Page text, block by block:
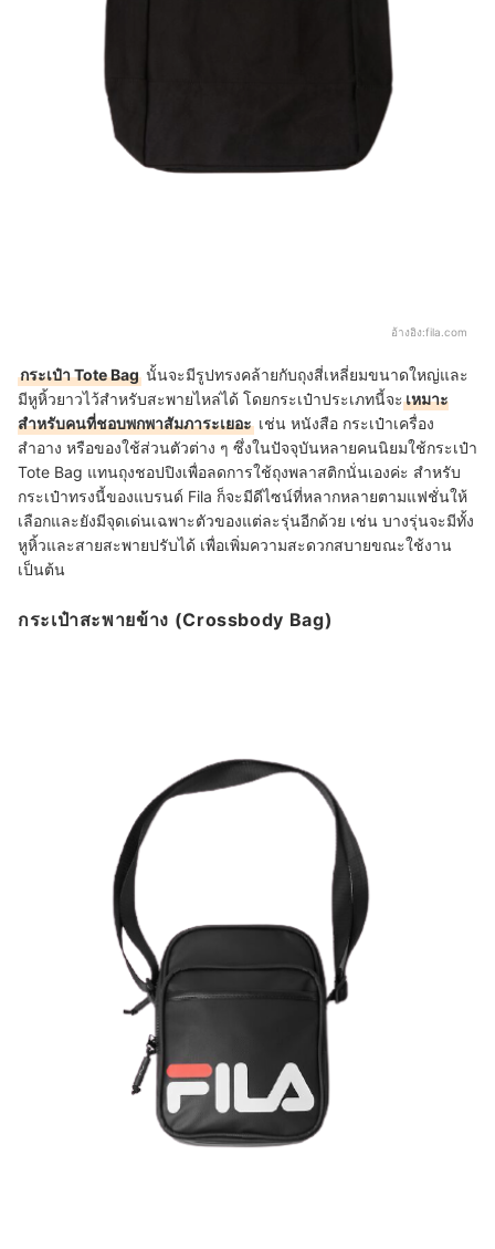
อ้างอิง:fila.com
กระเป๋า Tote Bag นั้นจะมีรูปทรงคล้ายกับถุงสี่เหลี่ยมขนาดใหญ่และ
มีหูหิ้วยาวไว้สำหรับสะพายไหล่ได้ โดยกระเป๋าประเภทนี้จะเหมาะ
สำหรับคนที่ชอบพกพาสัมภาระเยอะ เช่น หนังสือ กระเป๋าเครื่อง
สำอาง หรือของใช้ส่วนตัวต่าง ๆ ซึ่งในปัจจุบันหลายคนนิยมใช้กระเป๋า
Tote Bag แทนถุงชอปปิงเพื่อลดการใช้ถุงพลาสติกนั่นเองค่ะ สำหรับ
กระเป๋าทรงนี้ของแบรนด์ Fila ก็จะมีดีไซน์ที่หลากหลายตามแฟชั่นให้
เลือกและยังมีจุดเด่นเฉพาะตัวของแต่ละรุ่นอีกด้วย เช่น บางรุ่นจะมีทั้ง
หูหิ้วและสายสะพายปรับได้ เพื่อเพิ่มความสะดวกสบายขณะใช้งาน
เป็นต้น
กระเป๋าสะพายข้าง (Crossbody Bag)